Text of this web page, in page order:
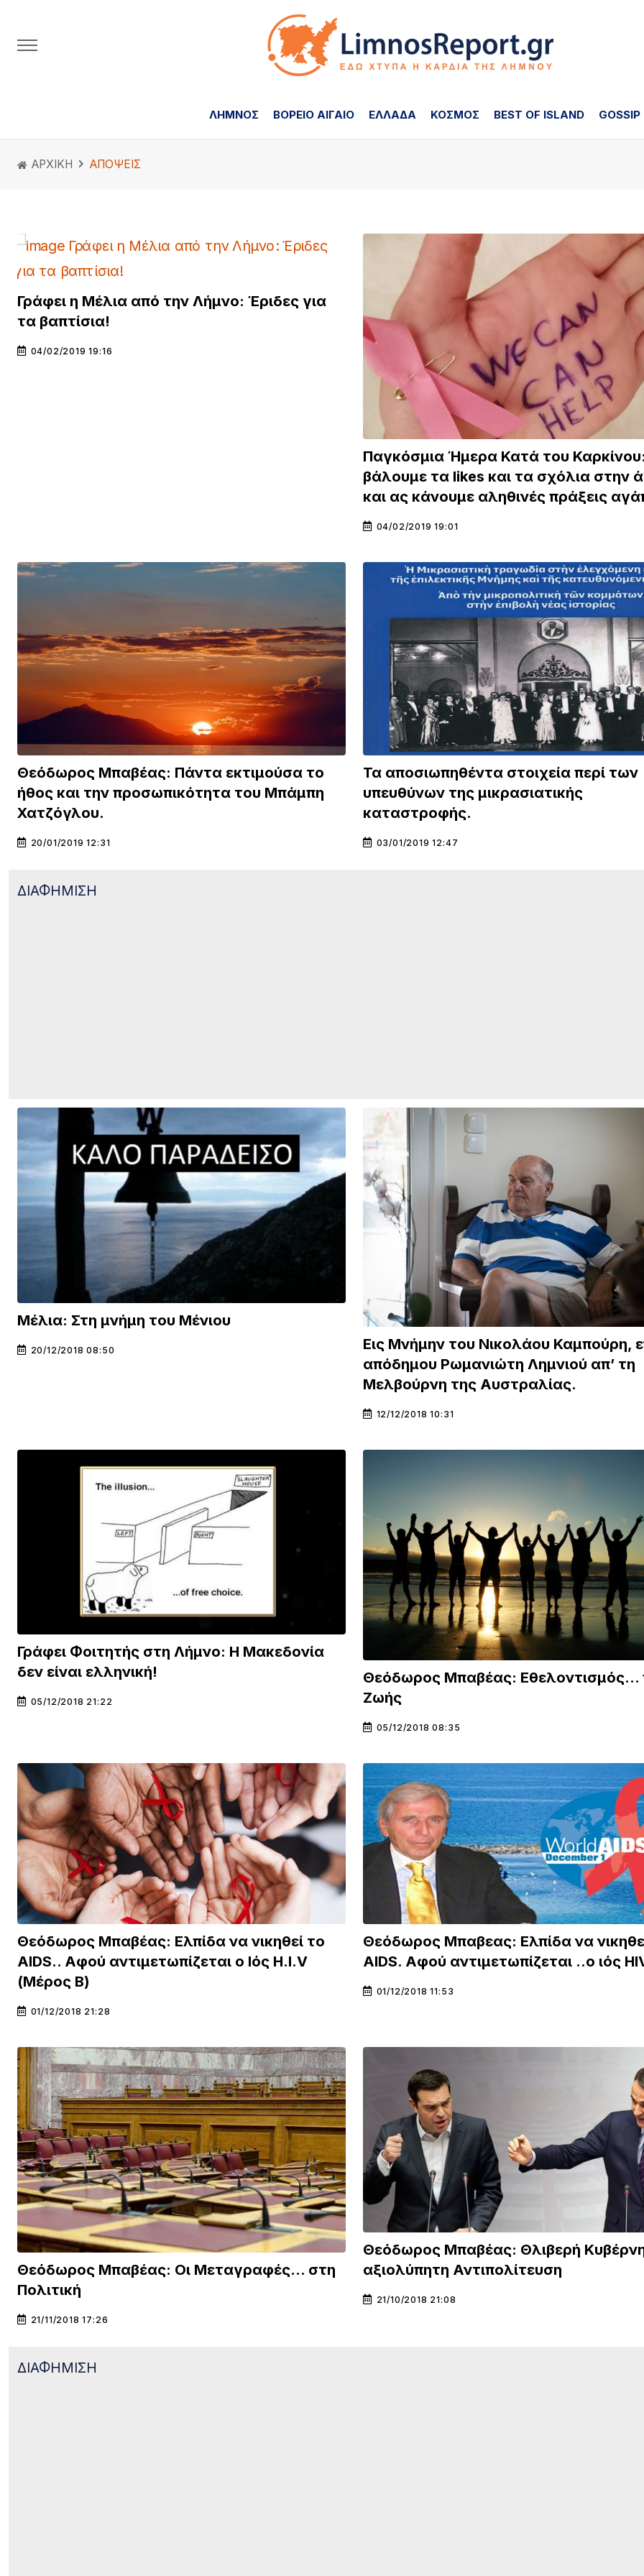
ΛΗΜΝΟΣ ΒΟΡΕΙΟ ΑΙΓΑΙΟ ΕΛΛΑΔΑ ΚΟΣΜΟΣ BEST OF ISLAND
ΑΡΧΙΚΗ ΑΠΟΨΕΙΣ
Γράφει η Μέλια από την Λήμνο: Έριδες για
τα βαπτίσια!
04/02/2019 19:16
Παγκόσμια Ήμερα Κατά του
βάλουμε τα likes και τα σχόλια στην
και ας κάνουμε αληθινές πράξεις
04/02/2019 19:01
Θεόδωρος Μπαβέας: Πάντα εκτιμούσα το
ήθος και την προσωπικότητα του Μπάμπη
Χατζόγλου.
20/01/2019 12:31
Τα αποσιωπηθέντα στοιχεία περί των
υπευθύνων της μικρασιατικής
καταστροφής.
03/01/2019 12:47
ΔΙΑΦΗΜΙΣΗ
Μέλια: Στη μνήμη του Μένιου
20/12/2018 08:50
Εις Μνήμην του Νικολάου Καμπούρη,
απόδημου Ρωμανιώτη Λημνιού απ’ τη
Μελβούρνη της Αυστραλίας.
12/12/2018 10:31
Γράφει Φοιτητής στη Λήμνο: Η Μακεδονία
δεν είναι ελληνική!
05/12/2018 21:22
Θεόδωρος Μπαβέας: Εθελοντισμός…
Ζωής
05/12/2018 08:35
Θεόδωρος Μπαβέας: Ελπίδα να νικηθεί το
AIDS.. Αφού αντιμετωπίζεται ο Ιός Η.I.V
(Μέρος Β)
01/12/2018 21:28
Θεόδωρος Μπαβεας: Ελπίδα να
AIDS. Αφού αντιμετωπίζεται ..o ιός
01/12/2018 11:53
Θεόδωρος Μπαβέας: Οι Μεταγραφές… στη
Πολιτική
21/11/2018 17:26
Θεόδωρος Μπαβέας: Θλιβερή
αξιολύπητη Αντιπολίτευση
21/10/2018 21:08
ΔΙΑΦΗΜΙΣΗ